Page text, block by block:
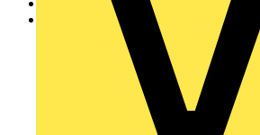
Schneider Electric